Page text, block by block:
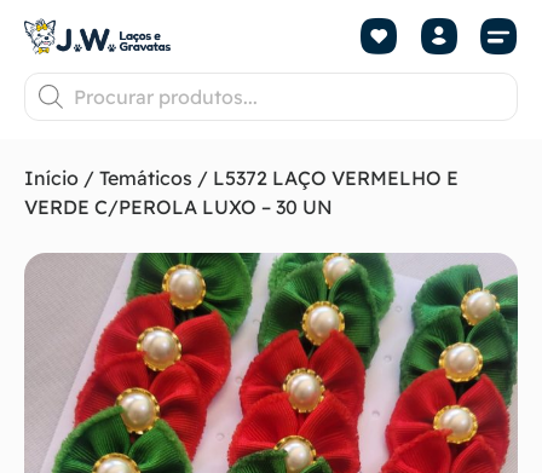
Início / Temáticos / L5372 LAÇO VERMELHO E
VERDE C/PEROLA LUXO – 30 UN